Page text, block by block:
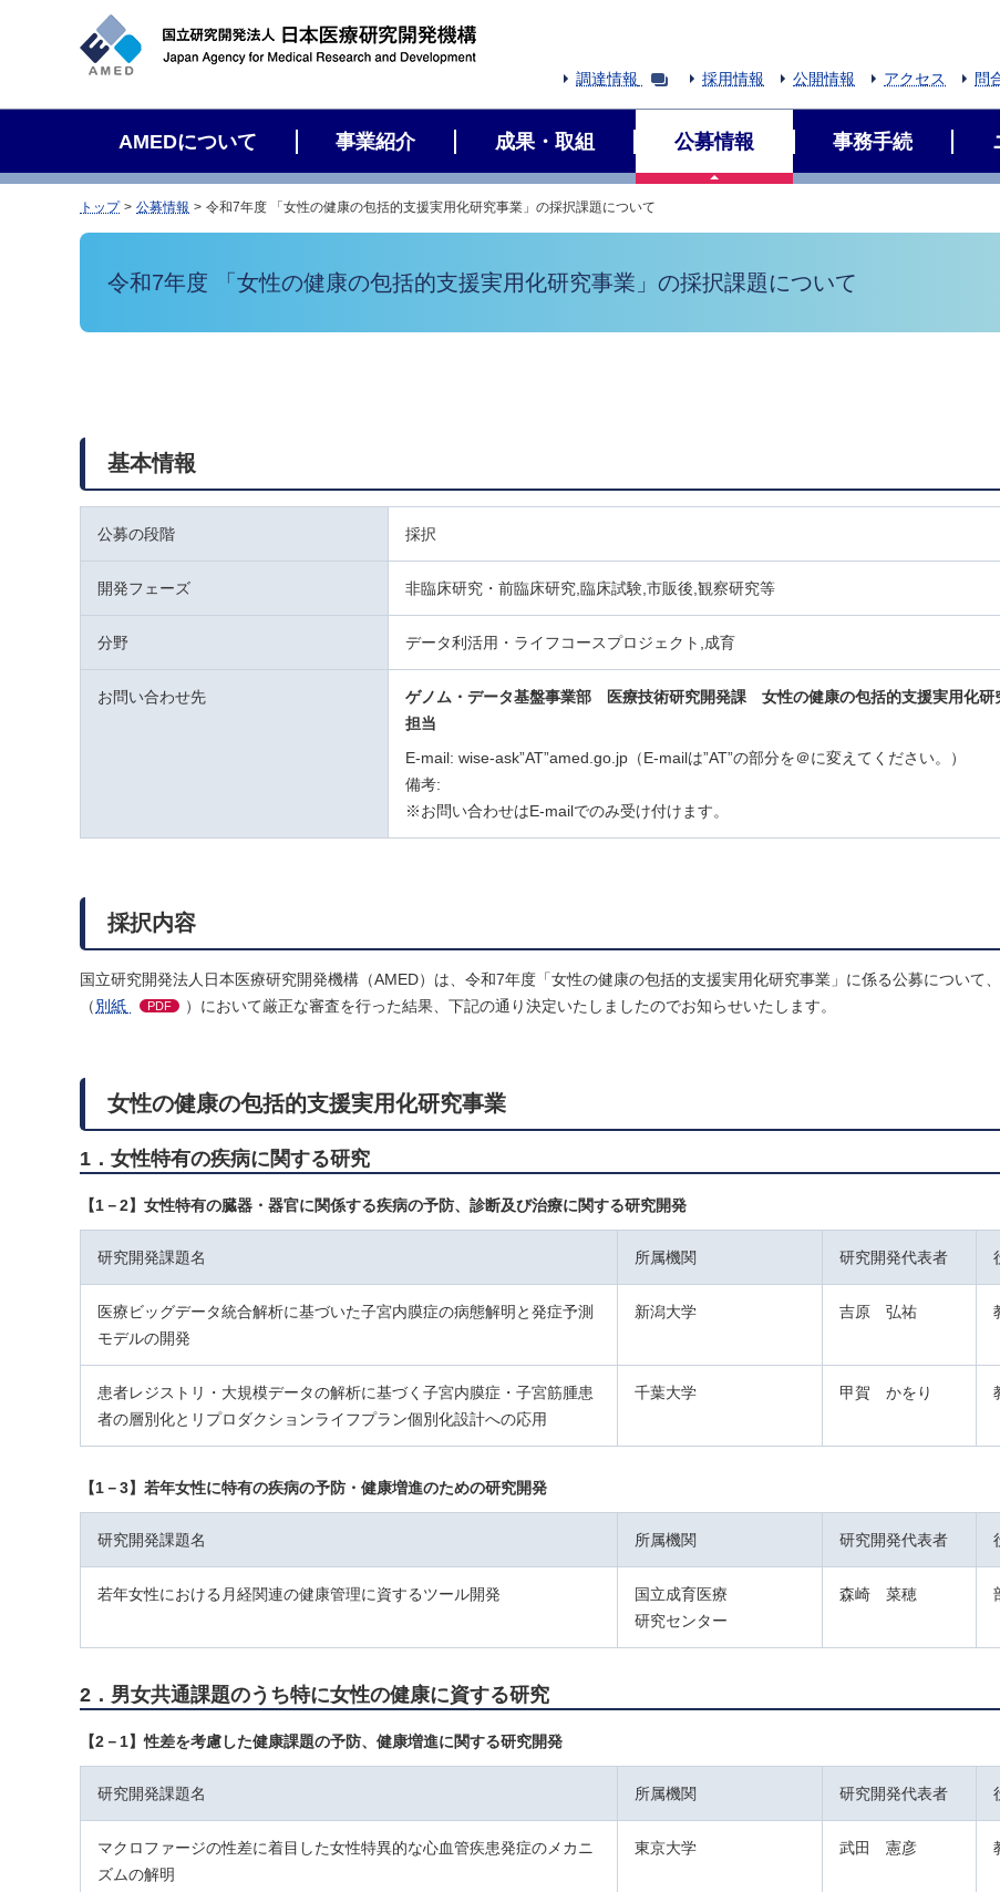
調達情報 採用情報 公開情報 アクセス 問
AMEDについて 事業紹介 成果・取組 公募情報 事務手続
トップ 公募情報 令和7年度 「女性の健康の包括的支援実用化研究事業」の採択課題について
令和7年度 「女性の健康の包括的支援実用化研究事業」の採択課題について
基本情報
公募の段階 採択
開発フェーズ 非臨床研究・前臨床研究,臨床試験,市販後,観察研究等
分野 データ利活用・ライフコースプロジェクト,成育
お問い合わせ先 ゲノム・データ基盤事業部 医療技術研究開発課 女性の健康の包括的支援実用化研
担当
E-mail: wise-ask”AT”amed.go.jp（E-mailは”AT”の部分を＠に変えてください。）
備考:
※お問い合わせはE-mailでのみ受け付けます。
採択内容
国立研究開発法人日本医療研究開発機構（AMED）は、令和7年度「女性の健康の包括的支援実用化研究事業」に係る公募について
（別紙 PDF ）において厳正な審査を行った結果、下記の通り決定いたしましたのでお知らせいたします。
女性の健康の包括的支援実用化研究事業
1．女性特有の疾病に関する研究
【1－2】女性特有の臓器・器官に関係する疾病の予防、診断及び治療に関する研究開発
研究開発課題名 所属機関 研究開発代表者
医療ビッグデータ統合解析に基づいた子宮内膜症の病態解明と発症予測
モデルの開発
新潟大学 吉原 弘祐
患者レジストリ・大規模データの解析に基づく子宮内膜症・子宮筋腫患
者の層別化とリプロダクションライフプラン個別化設計への応用
千葉大学 甲賀 かをり
【1－3】若年女性に特有の疾病の予防・健康増進のための研究開発
研究開発課題名 所属機関 研究開発代表者
若年女性における月経関連の健康管理に資するツール開発
国立成育医療
研究センター
森崎 菜穂
2．男女共通課題のうち特に女性の健康に資する研究
【2－1】性差を考慮した健康課題の予防、健康増進に関する研究開発
研究開発課題名 所属機関 研究開発代表者
マクロファージの性差に着目した女性特異的な心血管疾患発症のメカニ
ズムの解明
東京大学 武田 憲彦